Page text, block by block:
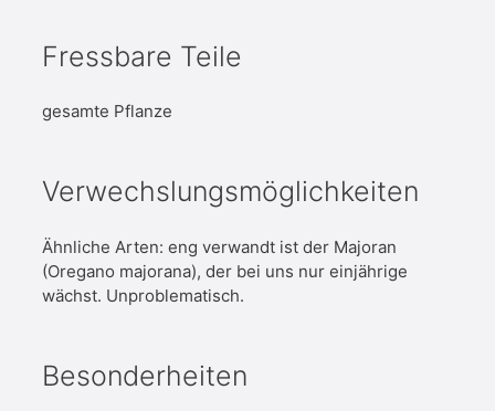
Fressbare Teile
gesamte Pflanze
Verwechslungsmöglichkeiten
Ähnliche Arten: eng verwandt ist der Majoran
(Oregano majorana), der bei uns nur einjährige
wächst. Unproblematisch.
Besonderheiten